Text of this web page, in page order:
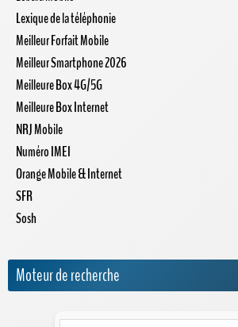
Lexique de la téléphonie
Meilleur Forfait Mobile
Meilleur Smartphone 2026
Meilleure Box 4G/5G
Meilleure Box Internet
NRJ Mobile
Numéro IMEI
Orange Mobile & Internet
SFR
Sosh
Moteur de recherche